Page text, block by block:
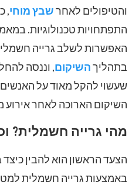
והטיפולים לאחרשבץ מוחי,
התפתחויות טכנולוגיות.
האפשרות לשלב גרייה
בתהליךהשיקום, וננסה
שעשוי להקל מאוד על
השיקום הארוכה לאחר אירוע
מהי גרייה חשמלית?
הצעד הראשון הוא להבין
באמצעות גרייה חשמלית